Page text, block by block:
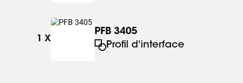
1 X
PFB 3405
Profil d'interface